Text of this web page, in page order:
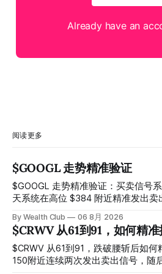
Already have an
阅读更多
$GOOGL 走势精准验证
$GOOGL 走势精准验证：买卖信号系统
天系统在高位 $384 附近精准发出卖
工干预，无需猜顶猜底，系统结合大
绪与资金流向的转折点。 ⠀ 想要使用
指标，以及更多核心名单、深度研
thewealthclub.vip
By Wealth Club 06 8月 2026
$CRWV 从61到91，如何精
$CRWV 从61到91，跌破腰斩后如何精准接
150附近连续两次发出卖出信号，随